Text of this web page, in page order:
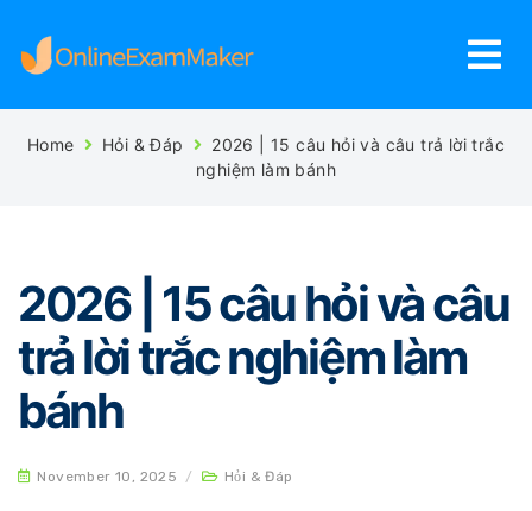
Home Hỏi & Đáp
2026 | 15 câu hỏi và câu trả lời trắc
nghiệm làm bánh
2026 | 15 câu hỏi và câu
trả lời trắc nghiệm làm
bánh
November 10, 2025 / Hỏi & Đáp